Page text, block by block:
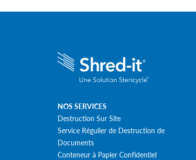
NOS SERVICES
Destruction Sur Site
Service Régulier de Destruction de
Documents
Conteneur à Papier Confidentiel